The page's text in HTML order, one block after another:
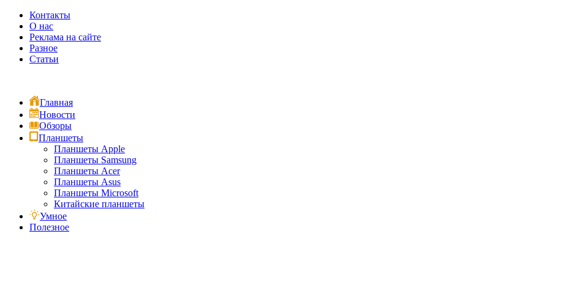
Контакты
О нас
Реклама на сайте
Разное
Статьи
Главная
Новости
Обзоры
Планшеты
Планшеты Apple
Планшеты Samsung
Планшеты Acer
Планшеты Asus
Планшеты Microsoft
Китайские планшеты
Умное
Полезное